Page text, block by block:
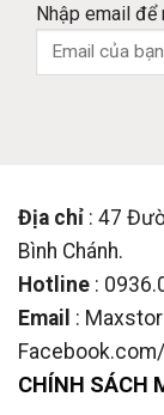
Nhập email để
Địa chỉ : 47
Bình Chánh.
Hotline :
Email :
CHÍNH SÁCH